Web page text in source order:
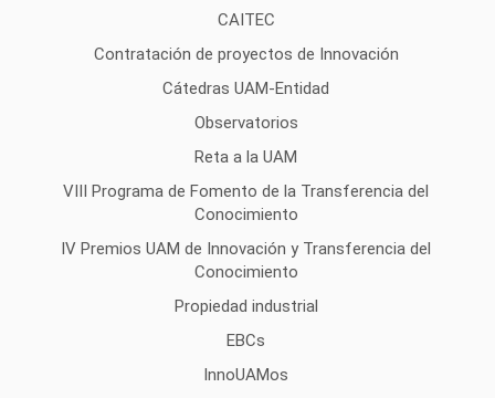
CAITEC
Contratación de proyectos de Innovación
Cátedras UAM-Entidad
Observatorios
Reta a la UAM
VIII Programa de Fomento de la Transferencia del
Conocimiento
IV Premios UAM de Innovación y Transferencia del
Conocimiento
Propiedad industrial
EBCs
InnoUAMos